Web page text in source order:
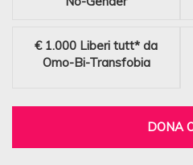
€ 1.000 Liberi tutt* da
Omo-Bi-Transfobia
DONA